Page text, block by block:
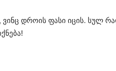
დროის ფასი იცის. სულ